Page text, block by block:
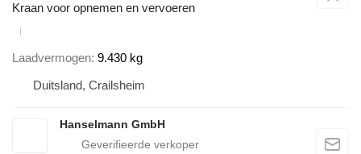
Kraan voor opnemen en vervoeren
Laadvermogen 9.430 kg
Duitsland, Crailsheim
Hanselmann GmbH